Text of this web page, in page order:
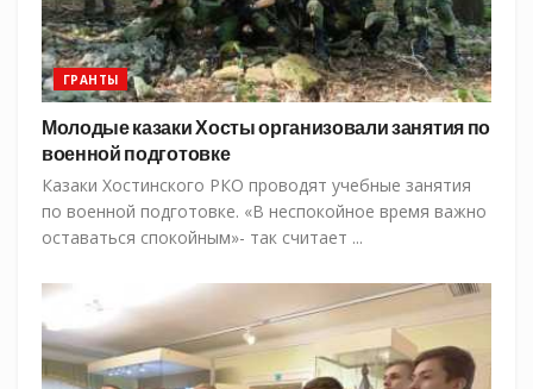
ГРАНТЫ
Молодые казаки Хосты организовали занятия по
военной подготовке
Казаки Хостинского РКО проводят учебные занятия
по военной подготовке. «В неспокойное время важно
оставаться спокойным»- так считает ...